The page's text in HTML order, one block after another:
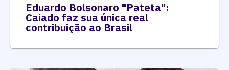
Eduardo Bolsonaro "Pateta":
Caiado faz sua única real
contribuição ao Brasil